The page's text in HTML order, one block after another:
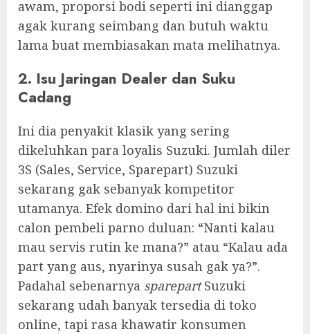
awam, proporsi bodi seperti ini dianggap
agak kurang seimbang dan butuh waktu
lama buat membiasakan mata melihatnya.
2. Isu Jaringan Dealer dan Suku
Cadang
Ini dia penyakit klasik yang sering
dikeluhkan para loyalis Suzuki. Jumlah diler
3S (Sales, Service, Sparepart) Suzuki
sekarang gak sebanyak kompetitor
utamanya. Efek domino dari hal ini bikin
calon pembeli parno duluan: “Nanti kalau
mau servis rutin ke mana?” atau “Kalau ada
part yang aus, nyarinya susah gak ya?”.
Padahal sebenarnya sparepartSuzuki
sekarang udah banyak tersedia di toko
online, tapi rasa khawatir konsumen